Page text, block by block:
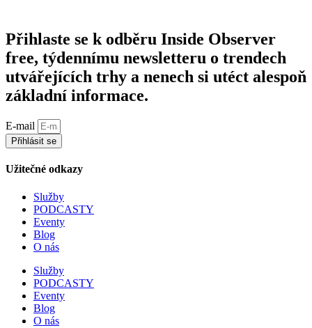
Přihlaste se k odběru Inside Observer
free, týdennímu newsletteru o trendech
utvářejících trhy a nenech si utéct alespoň
základní informace.
E-mail
Přihlásit se
Užitečné odkazy
Služby
PODCASTY
Eventy
Blog
O nás
Služby
PODCASTY
Eventy
Blog
O nás